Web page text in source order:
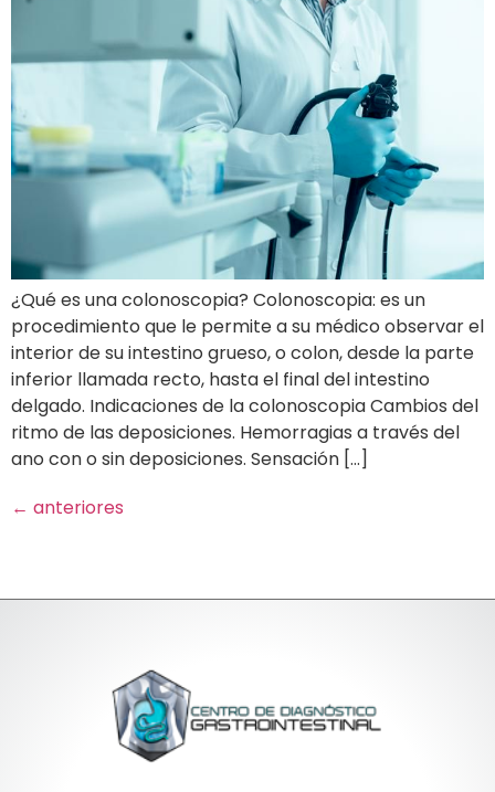
¿Qué es una colonoscopia? Colonoscopia: es un
procedimiento que le permite a su médico observar el
interior de su intestino grueso, o colon, desde la parte
inferior llamada recto, hasta el final del intestino
delgado. Indicaciones de la colonoscopia Cambios del
ritmo de las deposiciones. Hemorragias a través del
ano con o sin deposiciones. Sensación […]
← anteriores